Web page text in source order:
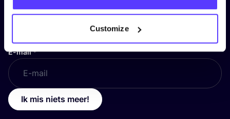
Customize
Voornaam*
E-mail*
Ik mis niets meer!